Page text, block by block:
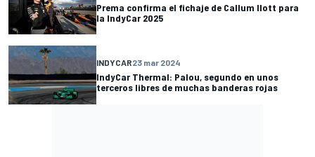
Prema confirma el fichaje de Callum Ilott para
la IndyCar 2025
INDYCAR23 mar 2024
IndyCar Thermal: Palou, segundo en unos
terceros libres de muchas banderas rojas